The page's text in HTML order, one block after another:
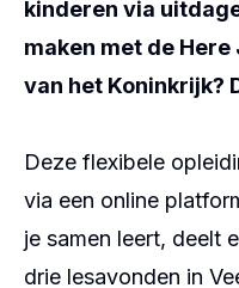
LinkedIn
YouTube
Spotify
ANBI
Contact
kinderen via
maken met de
van het Koninkrijk?
Deze flexibele
via een online
je samen leert, deelt
drie lesavonden in